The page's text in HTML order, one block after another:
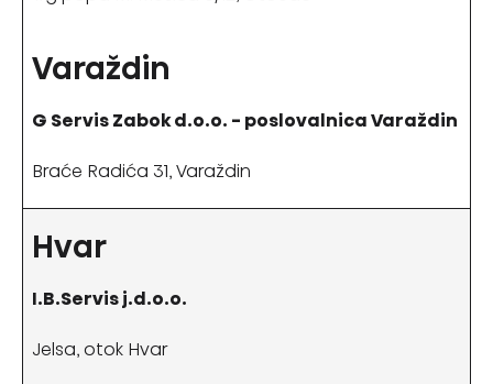
Varaždin
G Servis Zabok d.o.o. - poslovalnica Varaždin
Braće Radića 31, Varaždin
Hvar
I.B.Servis j.d.o.o.
Jelsa, otok Hvar